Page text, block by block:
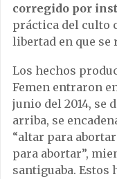
corregido por
práctica del culto
libertad en que se
Los hechos
Femen entraron
junio del 2014, se
arriba, se
“altar para
para abortar”,
santiguaba. Estos